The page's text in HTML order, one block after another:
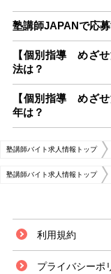
塾講師JAPANで応
【個別指導 めざ
法は？
【個別指導 めざ
年は？
塾講師バイト求人情報トップ
塾講師バイト求人情報トップ
利用規約
プライバシーポ